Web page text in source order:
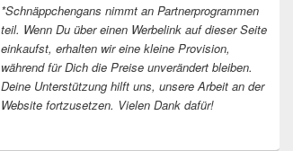
*Schnäppchengans nimmt an Partnerprogrammen
teil. Wenn Du über einen Werbelink auf dieser Seite
einkaufst, erhalten wir eine kleine Provision,
während für Dich die Preise unverändert bleiben.
Deine Unterstützung hilft uns, unsere Arbeit an der
Website fortzusetzen. Vielen Dank dafür!